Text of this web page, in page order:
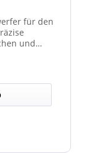
für den
und